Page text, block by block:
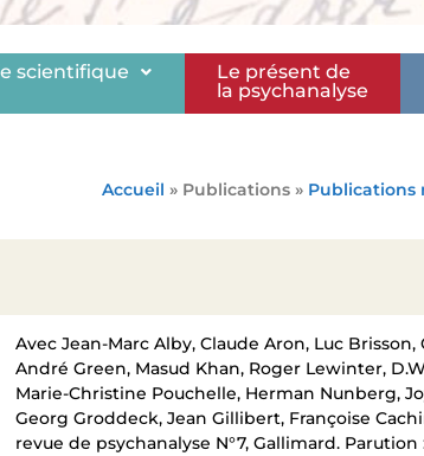
scientifique
Le présent de
la psychanalyse
Accueil » Publications » Publications
Avec Jean-Marc Alby, Claude Aron, Luc
André Green, Masud Khan, Roger Lewinter,
Marie-Christine Pouchelle, Herman Nunberg,
Georg Groddeck, Jean Gillibert, Françoise
revue de psychanalyse N°7, Gallimard. Parution